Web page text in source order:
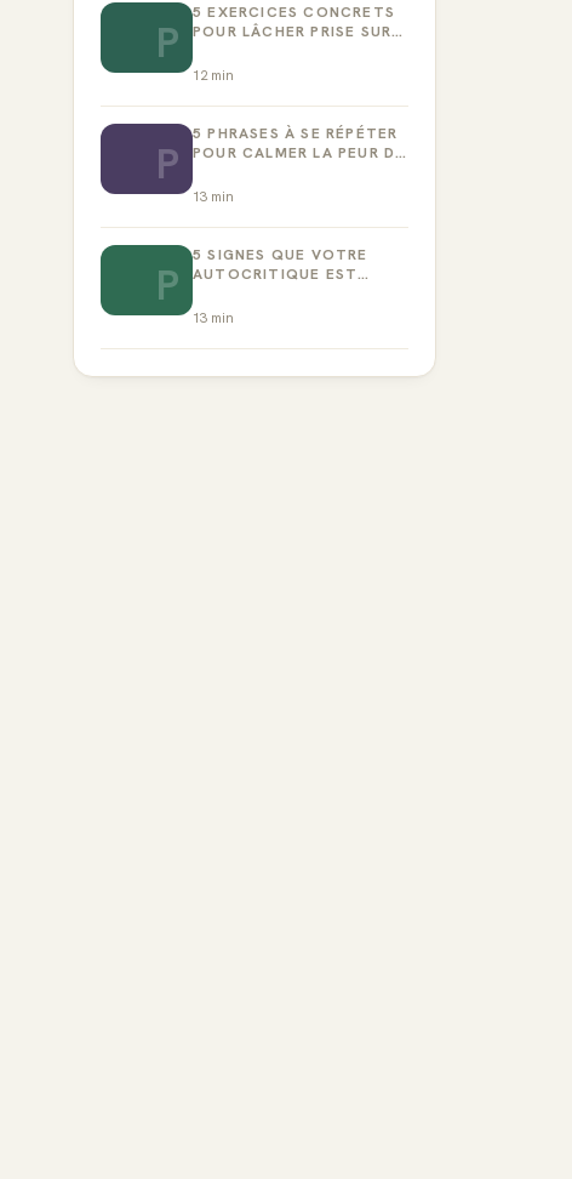
P
5 EXERCICES CONCRETS
POUR LÂCHER PRISE SUR
12min
P
5 PHRASES À SE RÉPÉTER
POUR CALMER LA PEUR DE
13 min
P
5 SIGNES QUE VOTRE
AUTOCRITIQUE EST
13 min